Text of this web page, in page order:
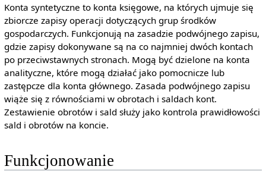
Konta syntetyczne to konta księgowe, na których ujmuje się
zbiorcze zapisy operacji dotyczących grup środków
gospodarczych. Funkcjonują na zasadzie podwójnego zapisu,
gdzie zapisy dokonywane są na co najmniej dwóch kontach
po przeciwstawnych stronach. Mogą być dzielone na konta
analityczne, które mogą działać jako pomocnicze lub
zastępcze dla konta głównego. Zasada podwójnego zapisu
wiąże się z równościami w obrotach i saldach kont.
Zestawienie obrotów i sald służy jako kontrola prawidłowości
sald i obrotów na koncie.
Funkcjonowanie